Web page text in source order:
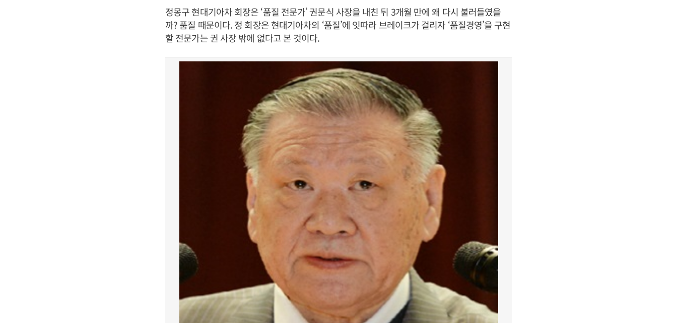
정몽구 현대기아차 회장은 ‘품질 전문가’ 권문식 사장을 내친 뒤 3개월 만에 왜 다시 불러들였을
까? 품질 때문이다. 정 회장은 현대기아차의 ‘품질’에 잇따라 브레이크가 걸리자 ‘품질경영’을 구현
할 전문가는 권 사장 밖에 없다고 본 것이다.